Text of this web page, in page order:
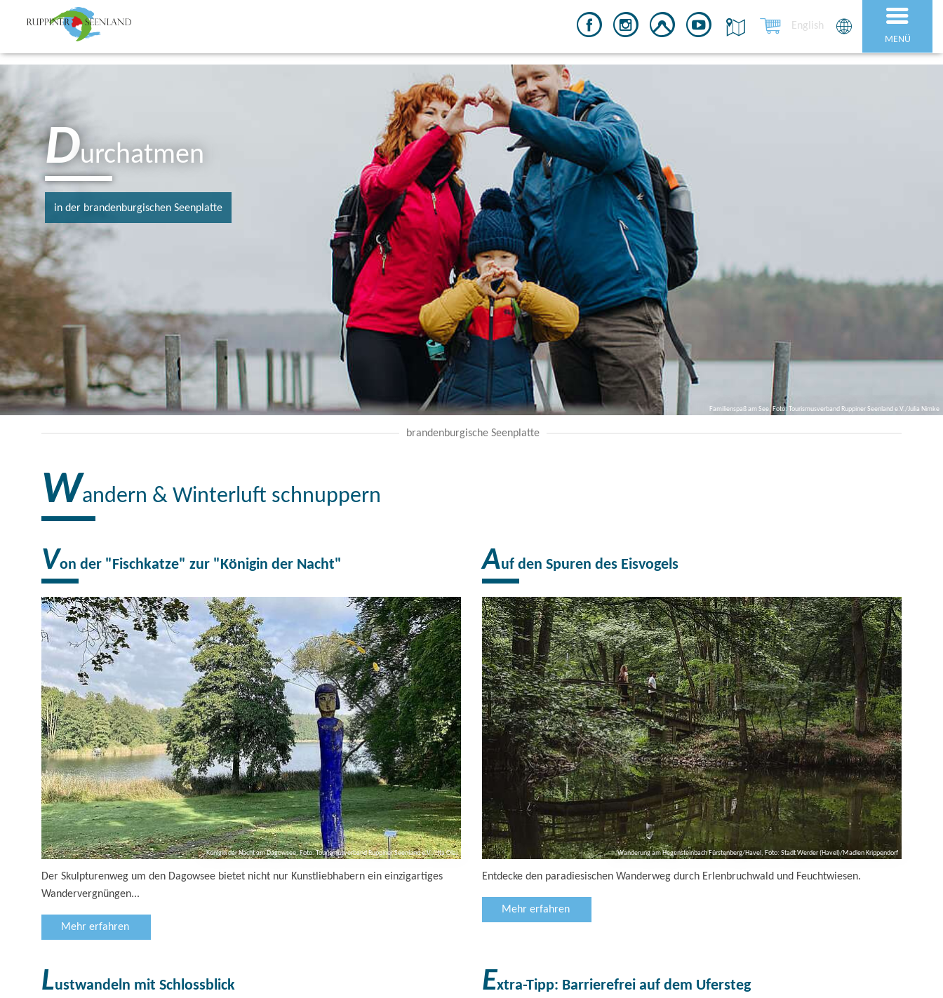
MENÜ
English
Familienspaß am See, Foto: Tourismusverband Ruppiner Seenland e.V./Julia Nimke
Durchatmen
in der brandenburgischen Seenplatte
brandenburgische Seenplatte
Wandern & Winterluft schnuppern
Von der "Fischkatze" zur "Königin der Nacht"
Königin der Nacht am Dagowsee, Foto: Tourismusverband Ruppiner Seenland e.V./Itta Olaj
Der Skulpturenweg um den Dagowsee bietet nicht nur Kunstliebhabern ein einzigartiges
Wandervergnüngen...
Mehr erfahren
Auf den Spuren des Eisvogels
Wanderung am Hegensteinbach Fürstenberg/Havel, Foto: Stadt Werder (Havel)/Madlen Krippendorf
Entdecke den paradiesischen Wanderweg durch Erlenbruchwald und Feuchtwiesen.
Mehr erfahren
Lustwandeln mit Schlossblick Extra-Tipp: Barrierefrei auf dem Ufersteg